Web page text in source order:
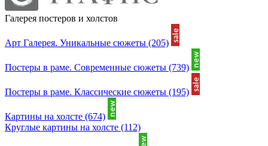
Галерея постеров и холстов
Арт Галерея. Уникальные сюжеты (205)
Постеры в раме. Современные сюжеты (739)
Постеры в раме. Классические сюжеты (195)
Картины на холсте (674)
Круглые картины на холсте (112)